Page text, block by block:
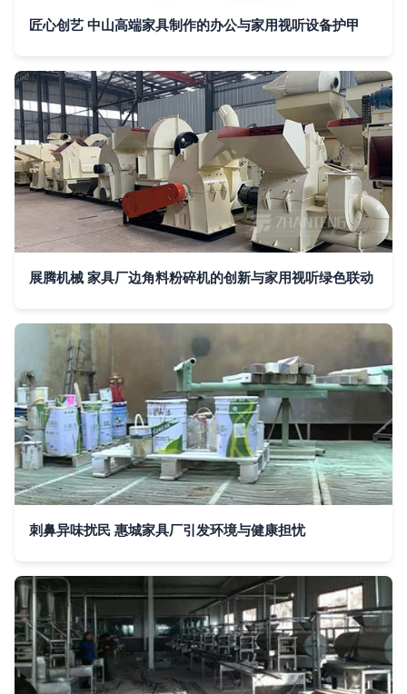
匠心创艺 中山高端家具制作的办公与家用视听设备护甲
展腾机械 家具厂边角料粉碎机的创新与家用视听绿色联动
刺鼻异味扰民 惠城家具厂引发环境与健康担忧